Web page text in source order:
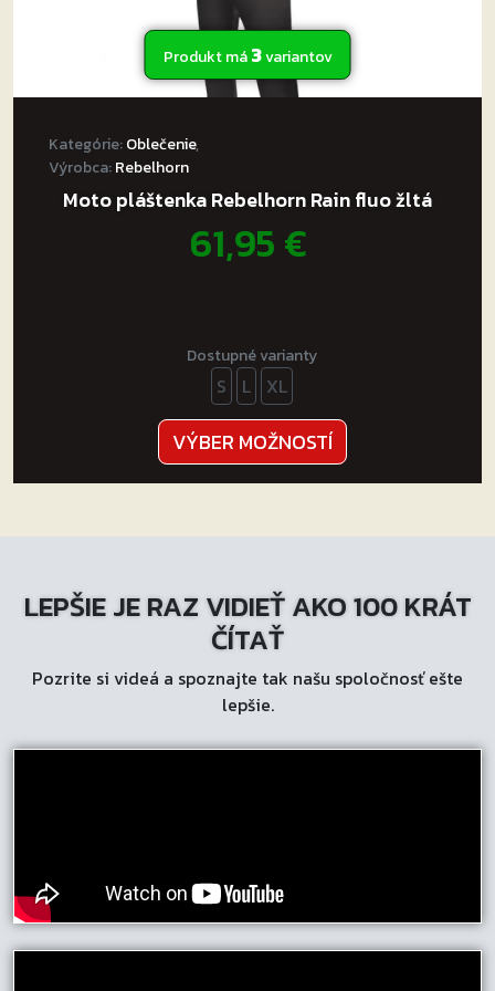
Produkt má3variantov
Kategórie:Oblečenie,
Výrobca:Rebelhorn
Moto pláštenka Rebelhorn Rain fluo žltá
61,95€
Dostupné varianty
S L XL
VÝBER MOŽNOSTÍ
produkt
má
si
môžete
na
LEPŠIE JE RAZ VIDIEŤ AKO 100 KRÁT
ČÍTAŤ
Pozrite si videá a spoznajte tak našu spoločnosť ešte
lepšie.